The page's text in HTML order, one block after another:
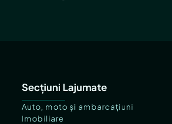
Secțiuni Lajumate
Auto, moto și ambarcațiuni
Imobiliare